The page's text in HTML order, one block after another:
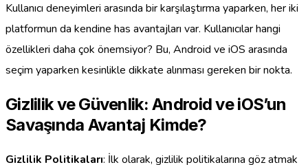
Kullanıcı deneyimleri arasında bir karşılaştırma yaparken, her iki
platformun da kendine has avantajları var. Kullanıcılar hangi
özellikleri daha çok önemsiyor? Bu, Android ve iOS arasında
seçim yaparken kesinlikle dikkate alınması gereken bir nokta.
Gizlilik ve Güvenlik: Android ve iOS’un
Savaşında Avantaj Kimde?
Gizlilik Politikaları: İlk olarak, gizlilik politikalarına göz atmak